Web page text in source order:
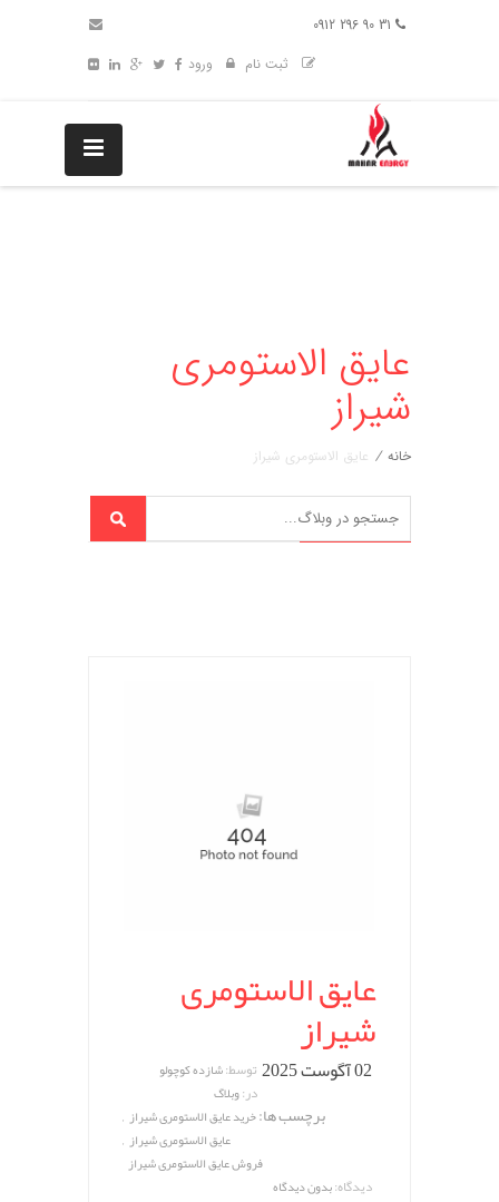
ثبت نام
ورود
عایق الاستومری
شیراز
خانه / عایق الاستومری شیراز
عایق الاستومری
شیراز
02 آگوست 2025 توسط:شازده کوچولو
در:وبلاگ
برچسب ها:خرید عایق الاستومری شیراز ,
عایق الاستومری شیراز ,
فروش عایق الاستومری شیراز
دیدگاه:بدون دیدگاه